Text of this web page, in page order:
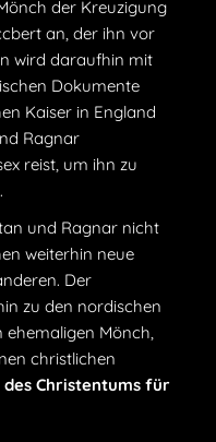
der Kreuzigung
an, der ihn vor
wird daraufhin mit
Dokumente
Kaiser in England
Ragnar
reist, um ihn zu
und Ragnar nicht
weiterhin neue
Der
zu den nordischen
Mönch,
christlichen
des Christentums für